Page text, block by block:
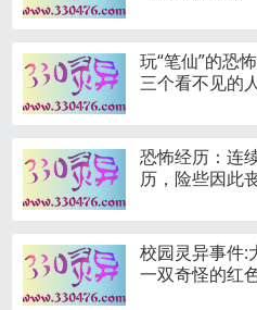
玩“笔仙”的恐
三个看不见的
恐怖经历：连
历，险些因此
校园灵异事件:
一双奇怪的红